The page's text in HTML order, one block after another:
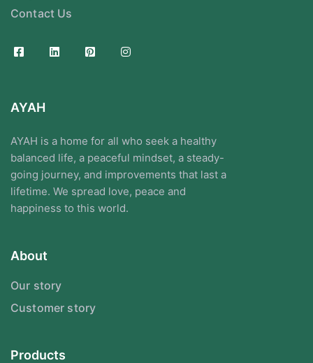
Contact Us
AYAH
AYAH is a home for all who seek a healthy
balanced life, a peaceful mindset, a steady-
going journey, and improvements that last a
lifetime. We spread love, peace and
happiness to this world.
About
Our story
Customer story
Products